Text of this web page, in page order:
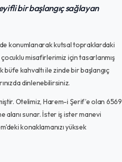
bir başlangıç sağlayan
konumlanarak kutsal topraklardaki
misafirlerimiz için tasarlanmış
kahvaltı ile zinde bir başlangıç
dinlenebilirsiniz.
Otelimiz, Harem-i Şerif’e olan 6569
alanı sunar. İster iş ister manevi
konaklamanızı yüksek